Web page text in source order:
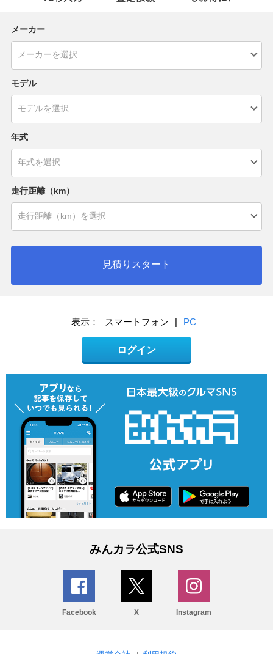
メーカー
モデル
年式
走行距離（km）
見積りスタート
表示： スマートフォン | PC
ログイン
みんカラ公式SNS
Facebook X Instagram